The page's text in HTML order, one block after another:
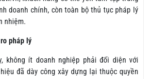
doanh chính, còn toàn bộ thủ tục pháp lý
nhiệm.
pháp lý
không ít doanh nghiệp phải đối diện với
đã dày công xây dựng lại thuộc quyền